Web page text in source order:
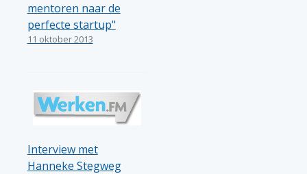
mentoren naar de
perfecte startup"
11 oktober 2013
Interview met
Hanneke Stegweg